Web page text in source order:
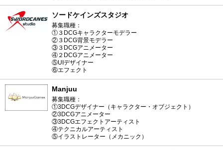
ソードケインズスタジオ
募集職種：
①３DCGキャラクターモデラー
②３DCG背景モデラー
③３DCGアニメーター
④２DCGアニメーター
⑤UIデザイナー
⑥エフェクト
Manjuu
募集職種：
①3DCGデザイナー（キャラクター・オブジェクト）
②3DCGアニメーター
③3DCGエフェクトアーティスト
④テクニカルアーティスト
⑤イラストレーター（メカニック）